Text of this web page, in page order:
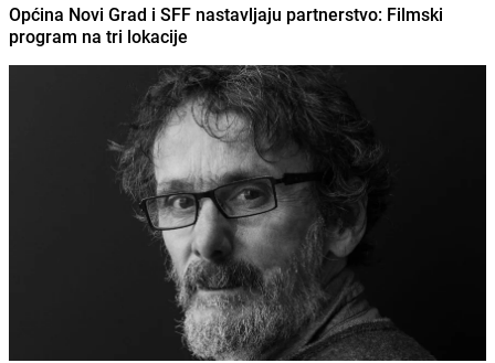
Općina Novi Grad i SFF nastavljaju partnerstvo: Filmski
program na tri lokacije